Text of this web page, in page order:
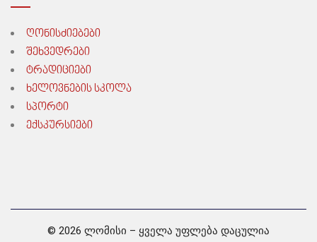
ღონისძიებები
შეხვედრები
ტრადიციები
ხელოვნების სკოლა
სპორტი
ექსკურსიები
© 2026 ლომისი – ყველა უფლება დაცულია